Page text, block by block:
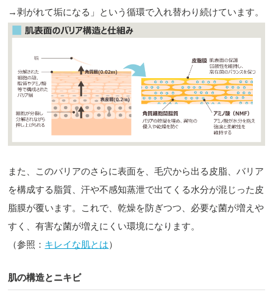
→剥がれて垢になる」という循環で入れ替わり続けています。
また、このバリアのさらに表面を、毛穴から出る皮脂、バリア
を構成する脂質、汗や不感知蒸泄で出てくる水分が混じった皮
脂膜が覆います。これで、乾燥を防ぎつつ、必要な菌が増えや
すく、有害な菌が増えにくい環境になります。
（参照： キレイな肌とは）
肌の構造とニキビ